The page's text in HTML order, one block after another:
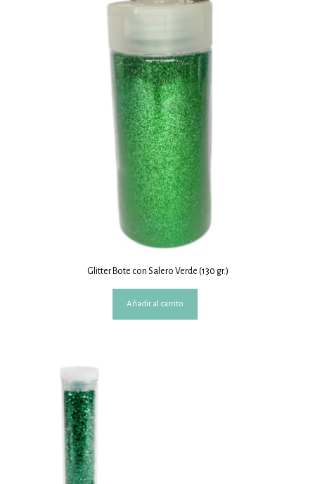
Glitter Bote con Salero Verde (130 gr.)
Añadir al carrito